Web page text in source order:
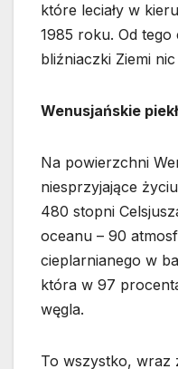
które leciały w
1985 roku. Od
bliźniaczki Ziemi
Wenusjańskie
Na powierzchni
niesprzyjające
480 stopni
oceanu – 90
cieplarnianego w
która w 97
węgla.
To wszystko, wraz